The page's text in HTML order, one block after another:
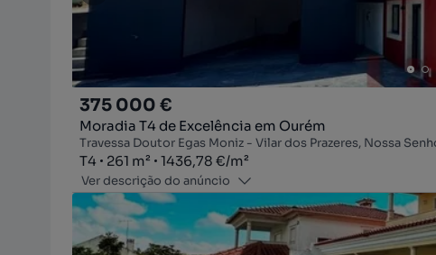
375 000 €
Moradia T4 de Excelência em Ourém
Travessa Doutor Egas Moniz - Vilar dos Prazeres, Nossa
Tipologia
T4
Zona261 m²
Preço por metro quadrado
1436,78 €/m²
Ver descrição do anúncio